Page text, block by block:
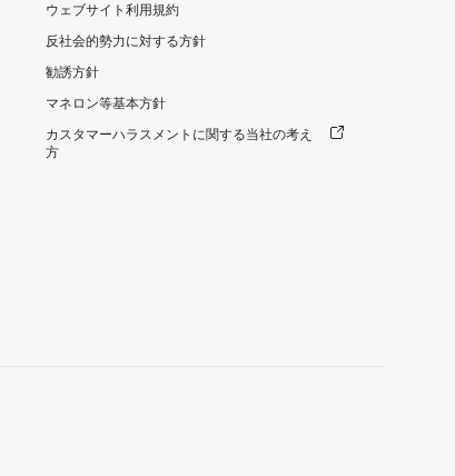
ウェブサイト利用規約
反社会的勢力に対する方針
勧誘方針
マネロン等基本方針
カスタマーハラスメントに関する当社の考え
方